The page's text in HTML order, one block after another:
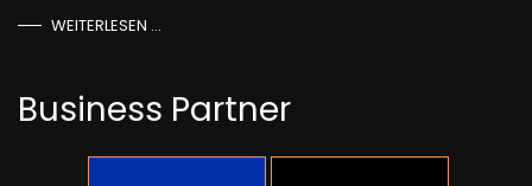
WEITERLESEN …
Business Partner